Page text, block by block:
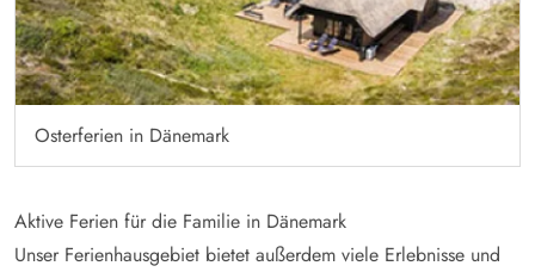
Osterferien in Dänemark
Aktive Ferien für die Familie in Dänemark
Unser Ferienhausgebiet bietet außerdem viele Erlebnisse und